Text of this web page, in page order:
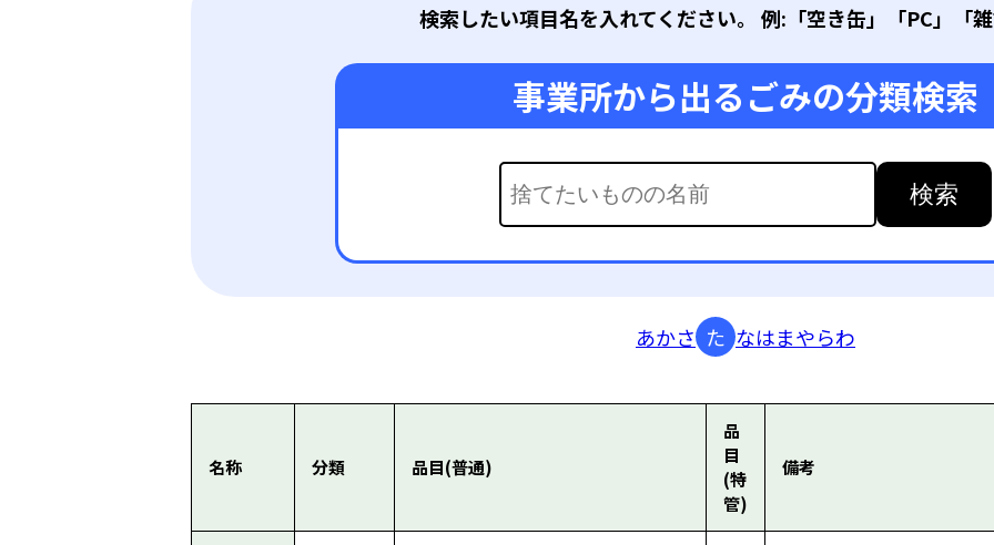
検索したい項目名を入れてください。 例:「空き缶」「PC」「
事業所から出るごみの分類検索
検索
あかさ た なはまやらわ
名称 分類 品目(普通)
品
目
(特
管)
備考